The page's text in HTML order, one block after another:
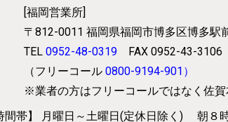
[福岡営業所]
〒812-0011福岡県福岡市博多区博多駅
TEL0952-48-0319
FAX 0952-43-3106
（フリーコール0800-9194-901 ）
※業者の方はフリーコールではなく佐
帯】
月曜日～土曜日(定休日除く) 朝８